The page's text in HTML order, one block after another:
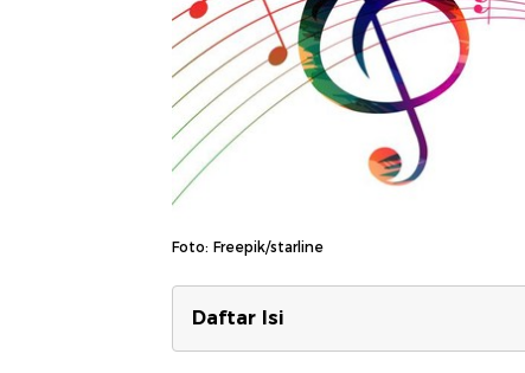
Foto: Freepik/starline
Daftar Isi
Kumpulan Lirik Lagu Batak